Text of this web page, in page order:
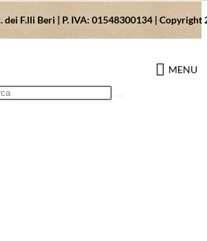
dei F.lli Beri | P. IVA: 01548300134 |
MENU